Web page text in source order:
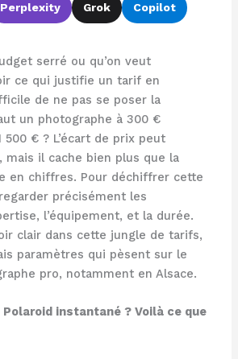
Perplexity Grok Copilot
serré ou qu’on veut
ce qui justifie un tarif en
de ne pas se poser la
un photographe à 300 €
500 € ? L’écart de prix peut
mais il cache bien plus que la
en chiffres. Pour déchiffrer cette
précisément les
l’équipement, et la durée.
clair dans cette jungle de tarifs,
paramètres qui pèsent sur le
pro, notamment en Alsace.
instantané ? Voilà ce que